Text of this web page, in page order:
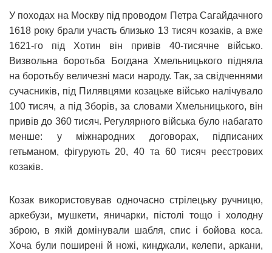
У походах на Москву під проводом Петра Сагайдачного
1618 року брали участь близько 13 тисяч козаків, а вже
1621-го під Хотин він привів 40-тисячне військо.
Визвольна боротьба Богдана Хмельницького підняла
на боротьбу величезні маси народу. Так, за свідченнями
сучасників, під Пилявцями козацьке військо налічувало
100 тисяч, а під Зборів, за словами Хмельницького, він
привів до 360 тисяч. Регулярного війська було набагато
менше: у міжнародних договорах, підписаних
гетьманом, фігурують 20, 40 та 60 тисяч реєстрових
козаків.
Козак використовував одночасно стрілецьку ручницю,
аркебузи, мушкети, яничарки, пістолі тощо і холодну
зброю, в якій домінували шабля, спис і бойова коса.
Хоча були поширені й ножі, кинджали, келепи, аркани,